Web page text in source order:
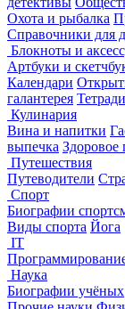
Охота и рыбалка
Справочники для
Блокноты и
Артбуки и
Календари
галантерея
Кулинария
Вина и напитки
выпечка Здоровое
Путешествия
Путеводители
Спорт
Биографии
Виды спорта Йога
IT
Наука
Биографии учёных